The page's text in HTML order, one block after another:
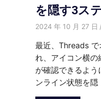
を隠す3ス
2024 年 10 月 27 日
最近、Threads で
れ、アイコン横
が確認できるよ
ンライン状態を隠